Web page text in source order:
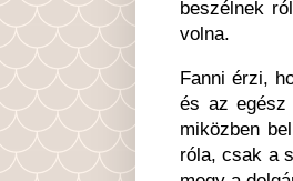
beszélnek
volna.
Fanni érzi,
és az egész
miközben
róla, csak a